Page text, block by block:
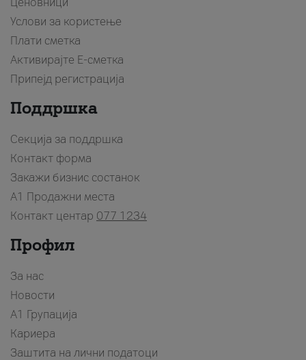
Услови за користење
Плати сметка
Активирајте Е-сметка
Припејд регистрација
Поддршка
Секција за поддршка
Контакт форма
Закажи бизнис состанок
A1 Продажни места
Контакт центар 077 1234
Профил
За нас
Новости
А1 Групација
Кариера
Заштита на лични податоци